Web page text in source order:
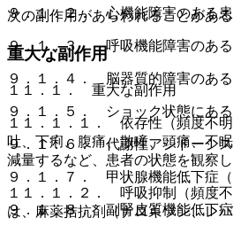
９．１．２． 心機能障害のある
９．１．３． 呼吸機能障害のある
９．１．４． 脳器質的障害のあ
９．１．５． ショック状態にあ
９．１．６． 代謝性アシドーシ
９．１．７． 甲状腺機能低下症
９．１．８． 副腎皮質機能低下症
次の副作用があらわれることがあ
重大な副作用
１１．１． 重大な副作用
１１．１．１． 依存性（頻度不
吐、下痢、腹痛、散瞳、頭痛、不
減量するなど、患者の状態を観察
１１．１．２． 呼吸抑制（頻度
は、麻薬拮抗剤（ナロキソン、レ